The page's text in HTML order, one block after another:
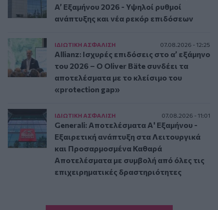
A’ Εξαμήνου 2026 - Υψηλοί ρυθμοί
ανάπτυξης και νέα ρεκόρ επιδόσεων
ΙΔΙΩΤΙΚΗ ΑΣΦAΛΙΣΗ 07.08.2026 - 12:25
Allianz: Ισχυρές επιδόσεις στο α’ εξάμηνο
του 2026 – Ο Oliver Bäte συνδέει τα
αποτελέσματα με το κλείσιμο του
«protection gap»
ΙΔΙΩΤΙΚΗ ΑΣΦAΛΙΣΗ 07.08.2026 - 11:01
Generali: Αποτελέσματα Α' Εξαμήνου -
Εξαιρετική ανάπτυξη στα Λειτουργικά
και Προσαρμοσμένα Καθαρά
Αποτελέσματα με συμβολή από όλες τις
επιχειρηματικές δραστηριότητες